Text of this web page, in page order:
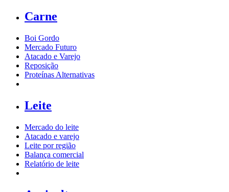
Carne
Boi Gordo
Mercado Futuro
Atacado e Varejo
Reposição
Proteínas Alternativas
Leite
Mercado do leite
Atacado e varejo
Leite por região
Balança comercial
Relatório de leite